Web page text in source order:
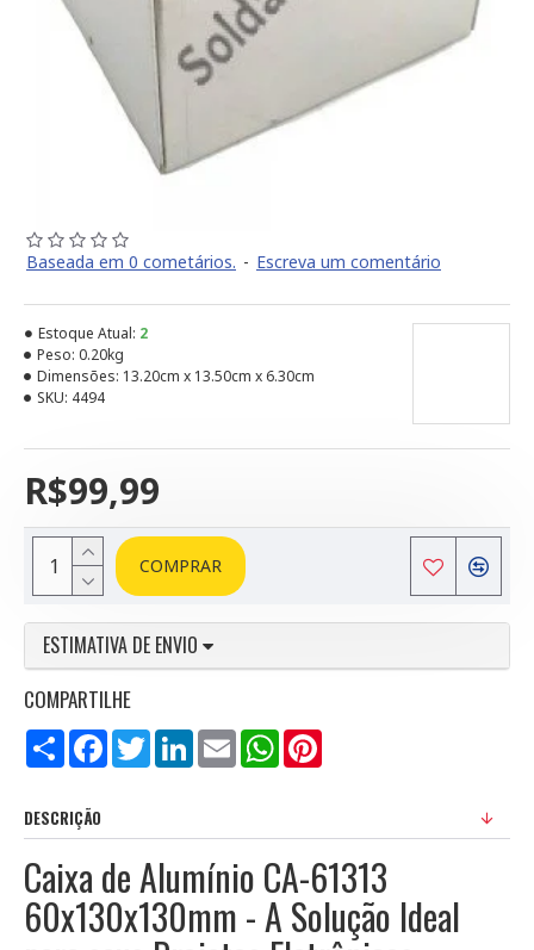
Baseada em 0 cometários. - Escreva um comentário
R$99,99
Estoque Atual: 2
Peso: 0.20kg
Dimensões: 13.20cm x 13.50cm x 6.30cm
SKU: 4494
COMPRAR
ESTIMATIVA DE ENVIO
COMPARTILHE
Compartilhar
FacebookTwitterLinkedInEmail WhatsApp
DESCRIÇÃO
Caixa de Alumínio CA-61313
60x130x130mm - A Solução Ideal